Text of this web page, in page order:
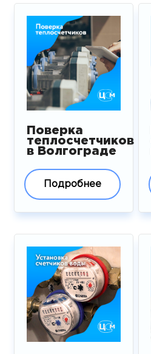
Поверка
теплосчетчиков
в Волгограде
Подробнее